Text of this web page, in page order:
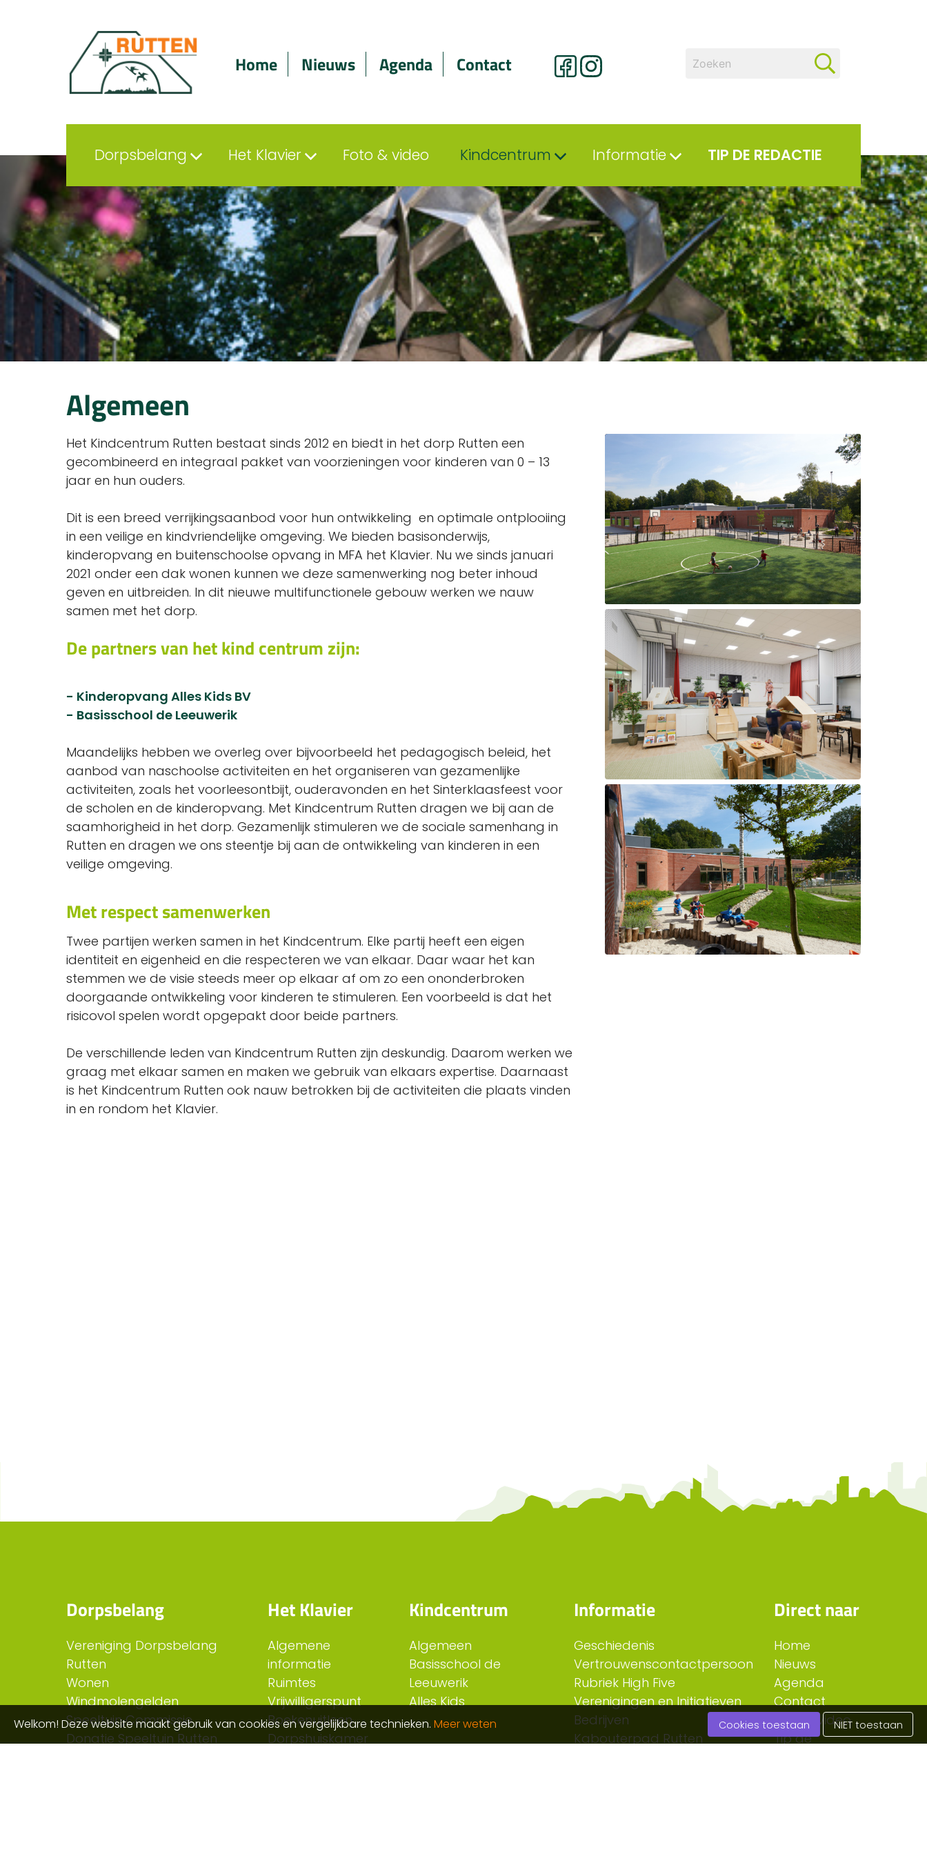
Home Nieuws Agenda Contact
Dorpsbelang Het Klavier Foto & video Kindcentrum Informatie TIP DE REDACTIE
Algemeen
Het Kindcentrum Rutten bestaat sinds 2012 en biedt in het dorp Rutten een
gecombineerd en integraal pakket van voorzieningen voor kinderen van 0 – 13
jaar en hun ouders.
Dit is een breed verrijkingsaanbod voor hun ontwikkeling en optimale ontplooiing
in een veilige en kindvriendelijke omgeving. We bieden basisonderwijs,
kinderopvang en buitenschoolse opvang in MFA het Klavier. Nu we sinds januari
2021 onder een dak wonen kunnen we deze samenwerking nog beter inhoud
geven en uitbreiden. In dit nieuwe multifunctionele gebouw werken we nauw
samen met het dorp.
De partners van het kind centrum zijn:
- Kinderopvang Alles Kids BV
- Basisschool de Leeuwerik
Maandelijks hebben we overleg over bijvoorbeeld het pedagogisch beleid, het
aanbod van naschoolse activiteiten en het organiseren van gezamenlijke
activiteiten, zoals het voorleesontbijt, ouderavonden en het Sinterklaasfeest voor
de scholen en de kinderopvang. Met Kindcentrum Rutten dragen we bij aan de
saamhorigheid in het dorp. Gezamenlijk stimuleren we de sociale samenhang in
Rutten en dragen we ons steentje bij aan de ontwikkeling van kinderen in een
veilige omgeving.
Met respect samenwerken
Twee partijen werken samen in het Kindcentrum. Elke partij heeft een eigen
identiteit en eigenheid en die respecteren we van elkaar. Daar waar het kan
stemmen we de visie steeds meer op elkaar af om zo een ononderbroken
doorgaande ontwikkeling voor kinderen te stimuleren. Een voorbeeld is dat het
risicovol spelen wordt opgepakt door beide partners.
De verschillende leden van Kindcentrum Rutten zijn deskundig. Daarom werken we
graag met elkaar samen en maken we gebruik van elkaars expertise. Daarnaast
is het Kindcentrum Rutten ook nauw betrokken bij de activiteiten die plaats vinden
in en rondom het Klavier.
Dorpsbelang
Vereniging Dorpsbelang
Rutten
Wonen
Windmolengelden
Speeltuin Commissie
Donatie Speeltuin Rutten
Het Klavier
Algemene
informatie
Ruimtes
Vrijwilligerspunt
Boekenuitleen
Dorpshuiskamer
Kindcentrum
Algemeen
Basisschool de
Leeuwerik
Alles Kids
Informatie
Geschiedenis
Vertrouwenscontactpersoon
Rubriek High Five
Verenigingen en Initiatieven
Bedrijven
Kabouterpad Rutten
Direct naar
Home
Nieuws
Agenda
Contact
Foto & video
Tip de
Welkom! Deze website maakt gebruik van cookies en vergelijkbare technieken. Meer weten Cookies toestaan NIET toestaan